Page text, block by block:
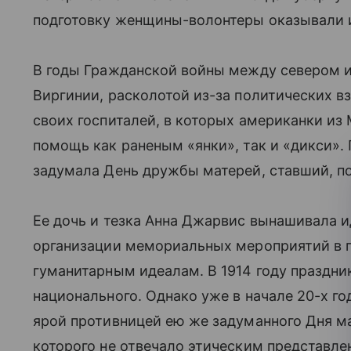
подготовку женщины-волонтеры
В годы Гражданской войны между севером
Виргинии, расколотой из-за политических
своих госпиталей, в которых американки
помощь как раненым «янки», так и
задумала День дружбы матерей, ставший,
Ее дочь и тезка Анна Джарвис вынашивала
организации мемориальных мероприятий в
гуманитарным идеалам. В 1914 году
национального. Однако уже в начале 20-х
ярой противницей ею же задуманного Дня
которого не отвечало этическим